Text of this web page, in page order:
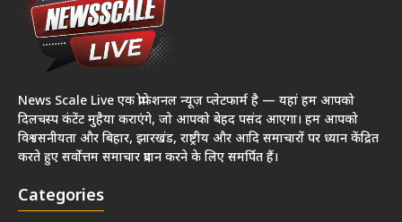
News Scale Live एक प्रोफेशनल न्यूज़ प्लेटफार्म है — यहां हम आपको
दिलचस्प कंटेंट मुहैया कराएंगे, जो आपको बेहद पसंद आएगा। हम आपको
विश्वसनीयता और बिहार, झारखंड, राष्ट्रीय और आदि समाचारों पर ध्यान केंद्रित
करते हुए सर्वोत्तम समाचार प्रदान करने के लिए समर्पित हैं।
Categories